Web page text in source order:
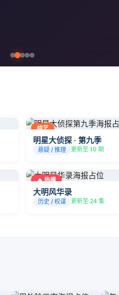
综艺
明星大侦探 · 第九季
悬疑 / 推理 更新至 10 期
🔥 热播
大明风华录
历史 / 权谋 更新至 24 集